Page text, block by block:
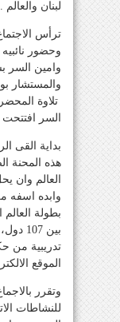
لبنان والعالم .
ترأس
وحضور
وامين السر
والمستشار
تلاوة
السر
بداية القى
هذه المحنة
العالم وان
وابده اسفه
بطولة
بين
تدريبية من
الموقع
للنشاطات